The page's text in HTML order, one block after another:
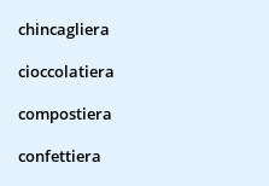
chincagliera
cioccolatiera
compostiera
confettiera